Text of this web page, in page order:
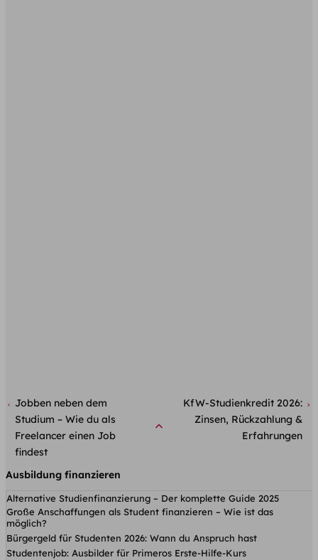
Jobben neben dem
Studium – Wie du als
Freelancer einen Job
findest
KfW-Studienkredit 2026:
Zinsen, Rückzahlung &
Erfahrungen
Ausbildung finanzieren
Alternative Studienfinanzierung – Der komplette Guide 2025
Große Anschaffungen als Student finanzieren – Wie ist das
möglich?
Bürgergeld für Studenten 2026: Wann du Anspruch hast
Studentenjob: Ausbilder für Primeros Erste-Hilfe-Kurs